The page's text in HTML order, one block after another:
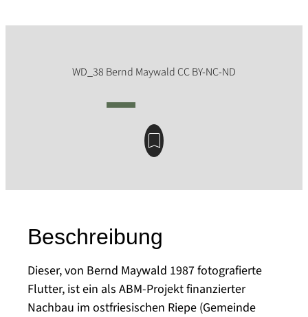
Beschreibung
Dieser, von Bernd Maywald 1987 fotografierte
Flutter, ist ein als ABM-Projekt finanzierter
Nachbau im ostfriesischen Riepe (Gemeinde